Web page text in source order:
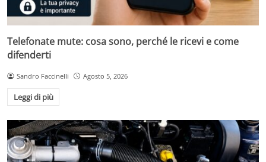
Telefonate mute: cosa sono, perché le ricevi e come
difenderti
Sandro Faccinelli Agosto 5, 2026
Leggi di più